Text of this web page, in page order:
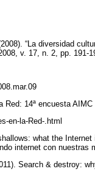
“La diversidad
v. 17, n. 2, pp. 191-
Red: 14ª encuesta
en-la-Red-.html
what the
internet con nuestras
Search & destroy: